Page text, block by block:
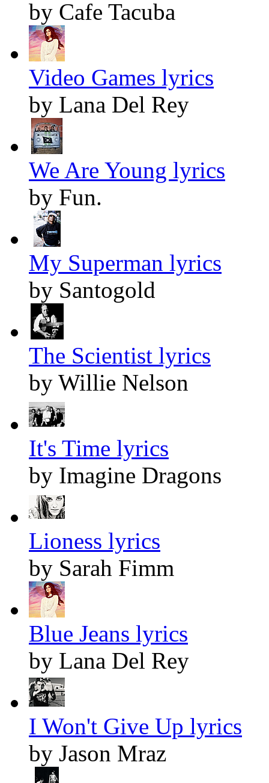
by Cafe Tacuba
Video Games lyrics
by Lana Del Rey
We Are Young lyrics
by Fun.
My Superman lyrics
by Santogold
The Scientist lyrics
by Willie Nelson
It's Time lyrics
by Imagine Dragons
Lioness lyrics
by Sarah Fimm
Blue Jeans lyrics
by Lana Del Rey
I Won't Give Up lyrics
by Jason Mraz